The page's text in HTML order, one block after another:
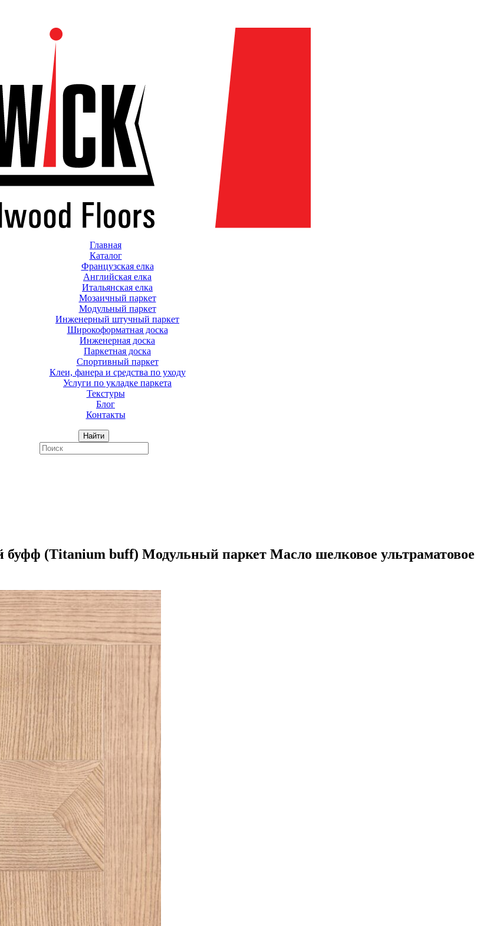
Главная
Каталог
Французская елка
Английская елка
Итальянская елка
Мозаичный паркет
Модульный паркет
Инженерный штучный паркет
Широкоформатная доска
Инженерная доска
Паркетная доска
Спортивный паркет
Клеи, фанера и средства по уходу
Услуги по укладке паркета
Текстуры
Блог
Контакты
Найти
(Titanium buff) Модульный паркет Масло шелковое ультраматовое